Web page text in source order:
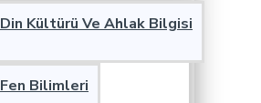
Din Kültürü Ve Ahlak Bilgisi
Fen Bilimleri